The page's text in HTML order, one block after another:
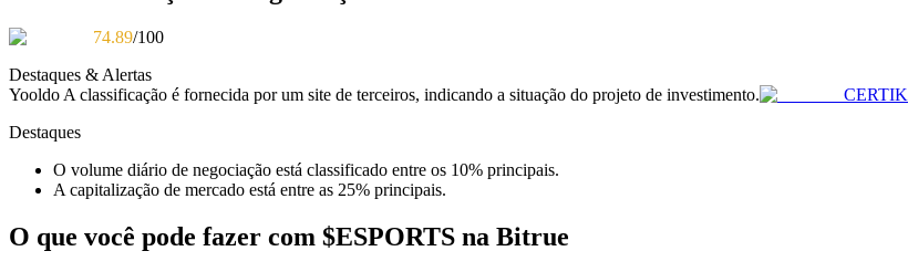
Ganhar
74.89/100
Destaques & Alertas
Yooldo A classificação é fornecida por um site de terceiros, indicando a situação do projeto de investimento.
CERTIK
Destaques
O volume diário de negociação está classificado entre os 10% principais.
A capitalização de mercado está entre as 25% principais.
O que você pode fazer com $ESPORTS na Bitrue